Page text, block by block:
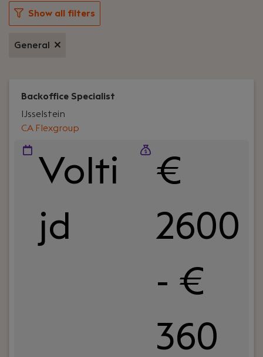
Show all filters
General
Backoffice Specialist
CA Flexgroup
IJsselstein
Volti
jd
€
2600
- €
360